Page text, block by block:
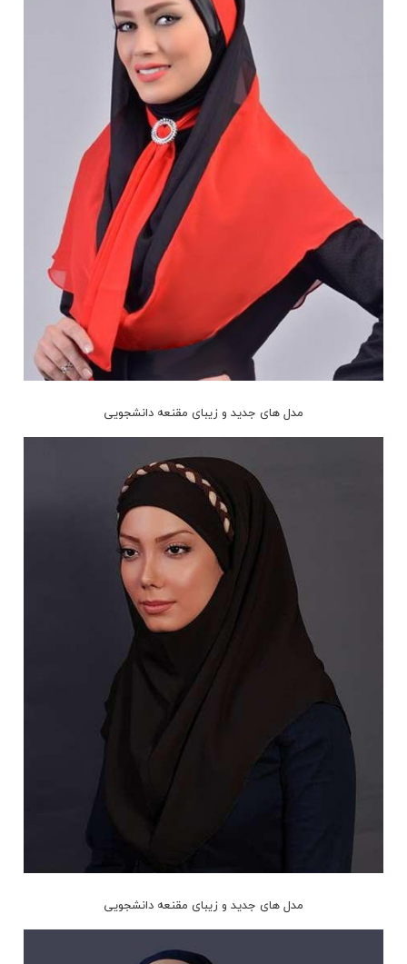
مدل های جدید و زیبای مقنعه دانشجویی
مدل های جدید و زیبای مقنعه دانشجویی